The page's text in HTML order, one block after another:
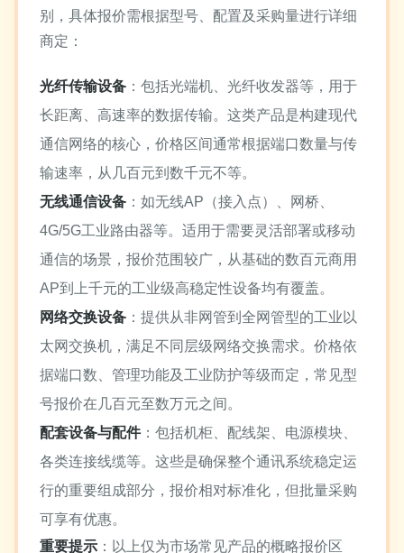
别，具体报价需根据型号、配置及采购量进行详细
商定：
光纤传输设备 ：包括光端机、光纤收发器等，用于
长距离、高速率的数据传输。这类产品是构建现代
通信网络的核心，价格区间通常根据端口数量与传
输速率，从几百元到数千元不等。
无线通信设备 ：如无线AP（接入点）、网桥、
4G/5G工业路由器等。适用于需要灵活部署或移动
通信的场景，报价范围较广，从基础的数百元商用
AP到上千元的工业级高稳定性设备均有覆盖。
网络交换设备 ：提供从非网管到全网管型的工业以
太网交换机，满足不同层级网络交换需求。价格依
据端口数、管理功能及工业防护等级而定，常见型
号报价在几百元至数万元之间。
配套设备与配件：包括机柜、配线架、电源模块、
各类连接线缆等。这些是确保整个通讯系统稳定运
行的重要组成部分，报价相对标准化，但批量采购
可享有优惠。
重要提示 ：以上仅为市场常见产品的概略报价区